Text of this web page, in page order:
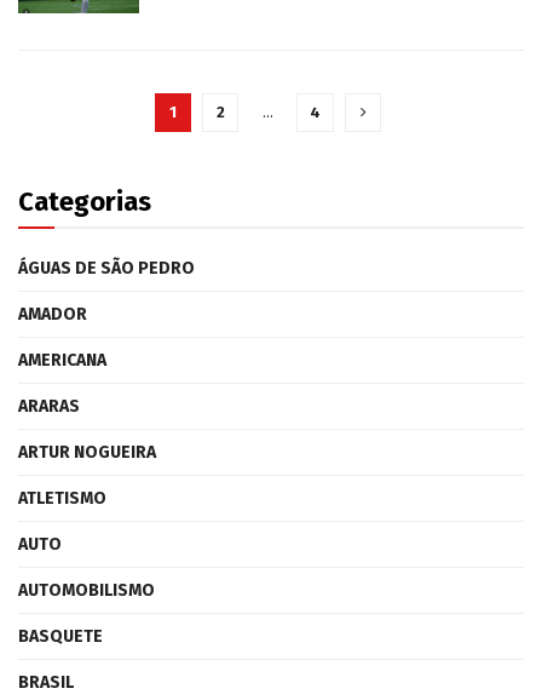
1 2 … 4
Categorias
ÁGUAS DE SÃO PEDRO
AMADOR
AMERICANA
ARARAS
ARTUR NOGUEIRA
ATLETISMO
AUTO
AUTOMOBILISMO
BASQUETE
BRASIL